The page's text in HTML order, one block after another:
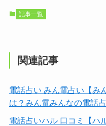
記事一覧
関連記事
電話占い みん電占い【み
は？みん電みんなの電話
電話占いハル 口コミ【ハ